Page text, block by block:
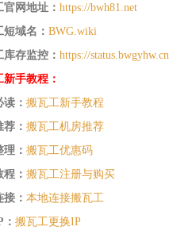
官网地址： https://bwh81.net
域名： BWG.wiki
库存监控： https://status.bwgyhw.cn
新手教程：
： 搬瓦工新手教程
： 搬瓦工机房推荐
： 搬瓦工优惠码
： 搬瓦工注册与购买
： 本地连接搬瓦工
搬瓦工更换IP